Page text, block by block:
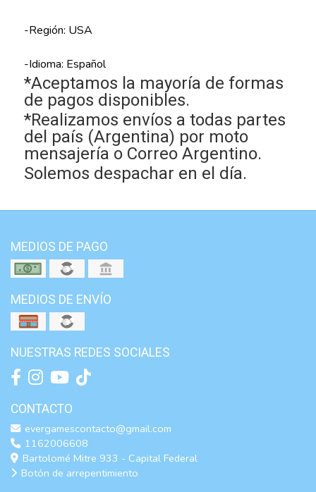
-Región: USA
-Idioma: Español
*Aceptamos la mayoría de formas
de pagos disponibles.
*Realizamos envíos a todas partes
del país (Argentina) por moto
mensajería o Correo Argentino.
Solemos despachar en el día.
MEDIOS DE PAGO
MEDIOS DE ENVÍO
NUESTRAS REDES SOCIALES
CONTACTO
evergamescontacto@gmail.com
1162006608
Bartolomé Mitre 933 - Capital Federal
Botón de arrepentimiento